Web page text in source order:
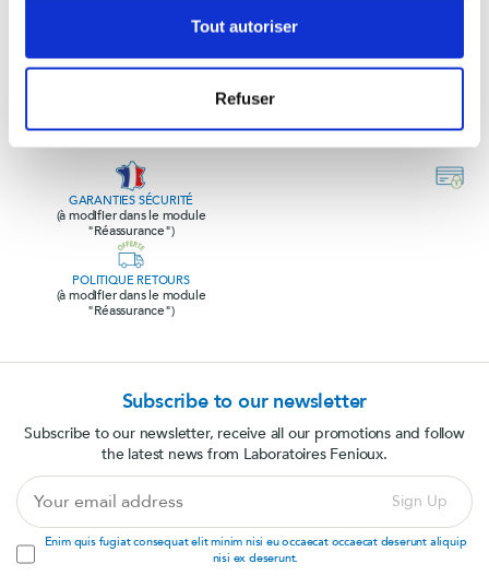
Tout autoriser
Refuser
GARANTIES SÉCURITÉ
(à modifier dans le module
"Réassurance")
POLITIQUE RETOURS
(à modifier dans le module
"Réassurance")
Subscribe to our newsletter
Subscribe to our newsletter, receive all our promotions and follow
the latest news from Laboratoires Fenioux.
address
Sign Up
Enim quis fugiat consequat elit minim nisi eu occaecat occaecat deserunt aliquip
nisi ex deserunt.